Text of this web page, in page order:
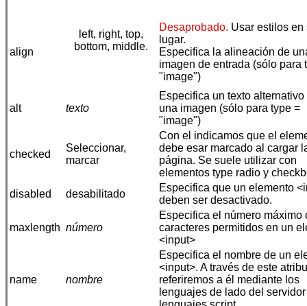
align
left, right, top,
bottom, middle.
Desaprobado. Usar estilos en
lugar.
Especifica la alineación de
imagen de entrada (sólo para
"image")
alt texto
Especifica un texto alternativo
una imagen (sólo para type =
"image")
checked
Seleccionar,
marcar
Con el indicamos que el
debe esar marcado al cargar
página. Se suele utilizar con
elementos type radio y
disabled
desabilitado
Especifica que un elemento
deben ser desactivado.
maxlength número
Especifica el número máximo
caracteres permitidos en un
<input>
name nombre
Especifica el nombre de un
<input>. A través de este
referiremos a él mediante los
lenguajes de lado del